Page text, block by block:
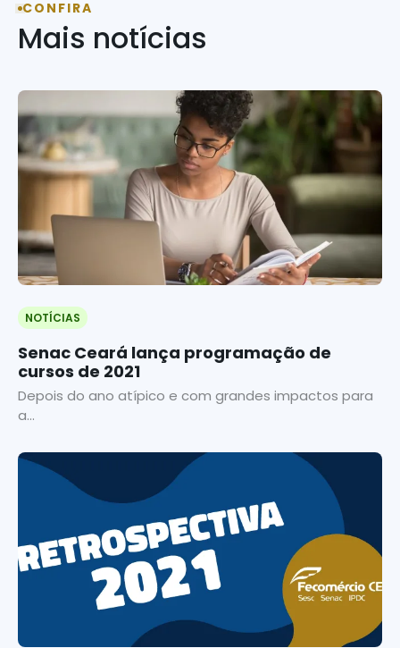
CONFIRA
Mais notícias
NOTÍCIAS
Senac Ceará lança programação de
cursos de 2021
Depois do ano atípico e com grandes impactos para
a...